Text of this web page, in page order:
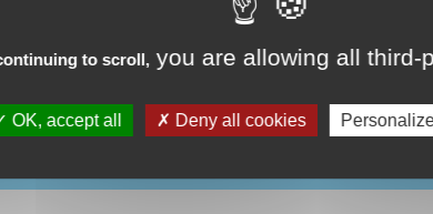
IN VEYNES
to scroll,you are allowing all third-
OK, accept all Deny all cookies